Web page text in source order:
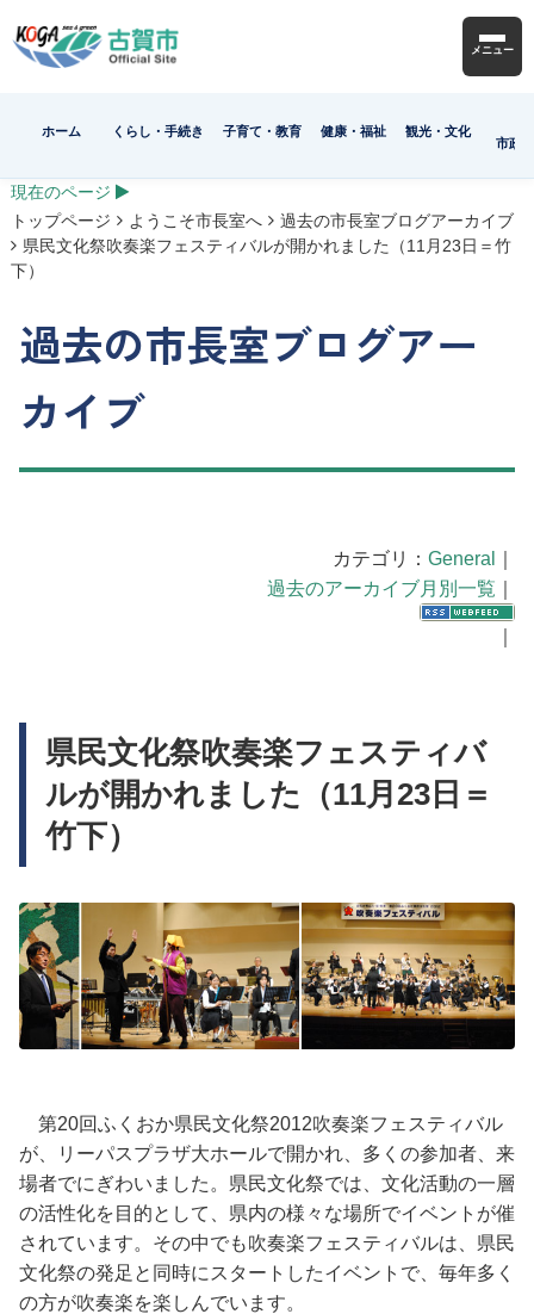
メニュー
ホーム くらし・手続き 子育て・教育 健康・福祉
観光・文化
市政
現在のページ
トップページ
ようこそ市長室へ
過去の市長室ブログアーカイブ
県民文化祭吹奏楽フェスティバルが開かれました（11月23日＝竹
下）
過去の市長室ブログアー
カイブ
カテゴリ： General
過去のアーカイブ月別一覧
県民文化祭吹奏楽フェスティバ
ルが開かれました（11月23日＝
竹下）
第20回ふくおか県民文化祭2012吹奏楽フェスティバル
が、リーパスプラザ大ホールで開かれ、多くの参加者、来
場者でにぎわいました。県民文化祭では、文化活動の一層
の活性化を目的として、県内の様々な場所でイベントが催
されています。その中でも吹奏楽フェスティバルは、県民
文化祭の発足と同時にスタートしたイベントで、毎年多く
の方が吹奏楽を楽しんでいます。